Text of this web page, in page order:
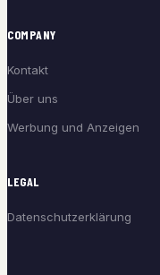
COMPANY
Kontakt
Über uns
Werbung und Anzeigen
LEGAL
Datenschutzerklärung